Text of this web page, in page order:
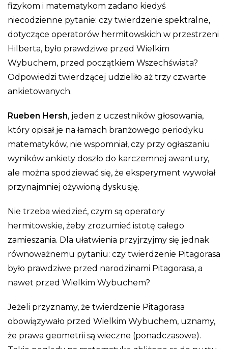
fizykom i matematykom zadano kiedyś
niecodzienne pytanie: czy twierdzenie spektralne,
dotyczące operatorów hermitowskich w przestrzeni
Hilberta, było prawdziwe przed Wielkim
Wybuchem, przed początkiem Wszechświata?
Odpowiedzi twierdzącej udzieliło aż trzy czwarte
ankietowanych.
Rueben Hersh, jeden z uczestników głosowania,
który opisał je na łamach branżowego periodyku
matematyków, nie wspomniał, czy przy ogłaszaniu
wyników ankiety doszło do karczemnej awantury,
ale można spodziewać się, że eksperyment wywołał
przynajmniej ożywioną dyskusję.
Nie trzeba wiedzieć, czym są operatory
hermitowskie, żeby zrozumieć istotę całego
zamieszania. Dla ułatwienia przyjrzyjmy się jednak
równoważnemu pytaniu: czy twierdzenie Pitagorasa
było prawdziwe przed narodzinami Pitagorasa, a
nawet przed Wielkim Wybuchem?
Jeżeli przyznamy, że twierdzenie Pitagorasa
obowiązywało przed Wielkim Wybuchem, uznamy,
że prawa geometrii są wieczne (ponadczasowe).